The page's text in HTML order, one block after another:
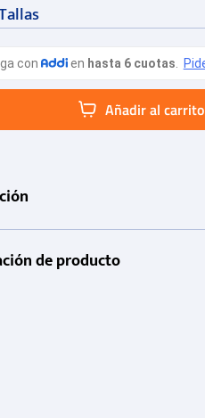
Añadir al carrito
de producto